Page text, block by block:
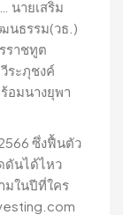
นายเสริม
นธรรม(วธ.)
ราชทูต
ระภุชงค์
อมนางยุพา
ซึ่งฟื้นตัว
ดันได้ไหว
มในปีที่ใคร